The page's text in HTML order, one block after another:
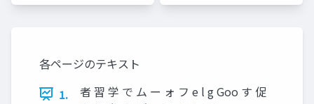
各ページのテキスト
1.
者 習 学 で ム ー ォ フ e l g Goo す 促